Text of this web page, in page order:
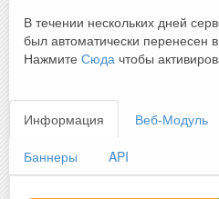
В течении нескольких дней
был автоматически перенесен
Нажмите Сюда чтобы
Информация Веб-Модуль
Баннеры API